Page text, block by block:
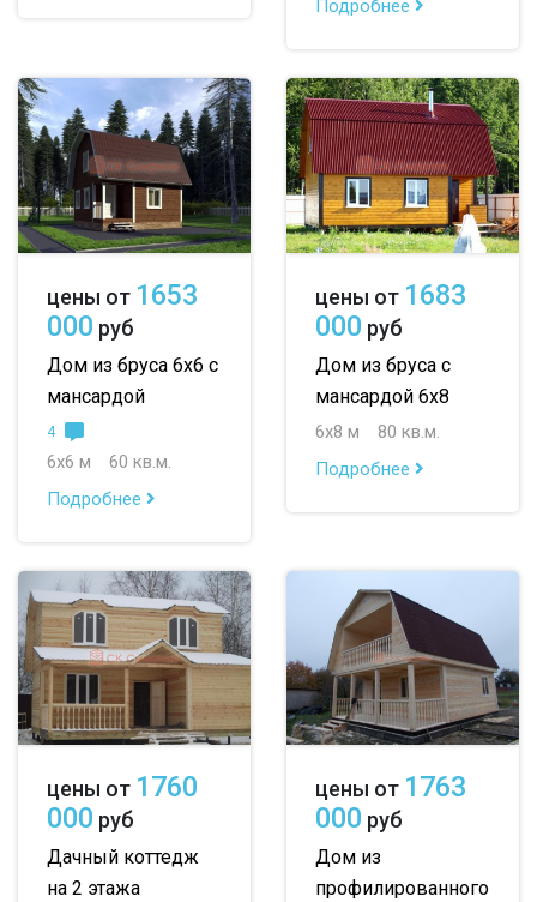
Подробнее
цены от 1653
000 руб
Дом из бруса 6х6 с
мансардой
4
6х6 м
60 кв.м.
Подробнее
цены от 1683
000 руб
Дом из бруса с
мансардой 6х8
6х8 м
80 кв.м.
Подробнее
цены от 1760
000 руб
Дачный коттедж
на 2 этажа
цены от 1763
000 руб
Дом из
профилированного